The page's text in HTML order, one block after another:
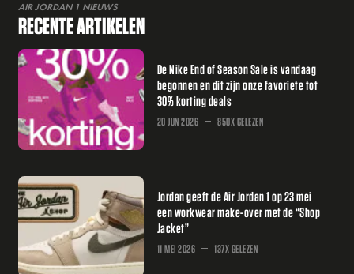
AIR JORDAN 1 NIEUWS
RECENTE ARTIKELEN
De Nike End of Season Sale is vandaag
begonnen en dit zijn onze favoriete tot
30% korting deals
20 JUN 2026 850X GELEZEN
Jordan geeft de Air Jordan 1 op 23 mei
een workwear make-over met de “Shop
Jacket”
11 MEI 2026 137X GELEZEN